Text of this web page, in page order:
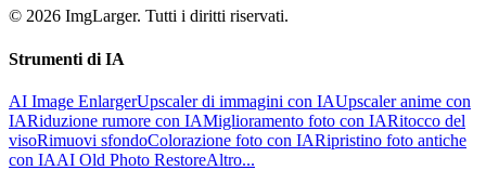
© 2026 ImgLarger. Tutti i diritti riservati.
Strumenti di IA
AI Image EnlargerUpscaler di immagini con IAUpscaler anime con
IARiduzione rumore con IAMiglioramento foto con IARitocco del
visoRimuovi sfondoColorazione foto con IARipristino foto antiche
con IAAI Old Photo RestoreAltro...